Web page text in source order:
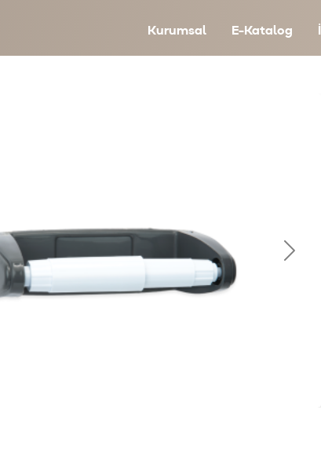
Kurumsal E-Katalog